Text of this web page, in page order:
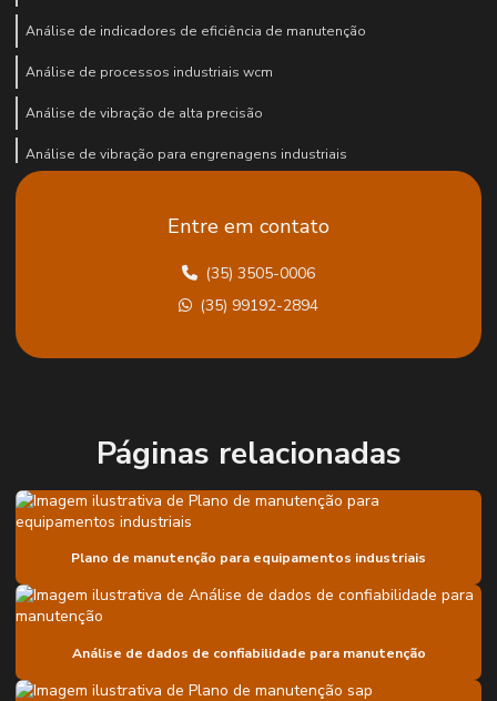
Análise de indicadores de eficiência de manutenção
Análise de processos industriais wcm
Análise de vibração de alta precisão
Análise de vibração para engrenagens industriais
Análise de vibração em equipamentos rotativos
Análise de vibração industrial
Análise vibracional para equipamentos rotativos
Análise de vibrações
Balanceamento dinâmico
Caminho crítico de grandes paradas
Confiabilidade lcc
Diagnóstico de engrenamento em moinhos
Diagnóstico de sistema de engrenamento em moinhos
Empresa de confiabilidade lcc
Entre em contato
(35) 3505-0006
(35) 99192-2894
Páginas relacionadas
Plano de manutenção para equipamentos industriais
Análise de dados de confiabilidade para manutenção